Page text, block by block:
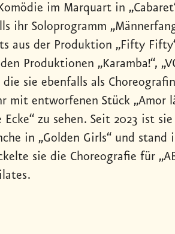
im Marquart in
ihr Soloprogramm
aus der Produktion „Fifty
Produktionen „Karamba!“,
die sie ebenfalls als
mit entworfenen Stück „Amor
zu sehen. Seit 2023 ist
in „Golden Girls“ und
sie die Choreografie für